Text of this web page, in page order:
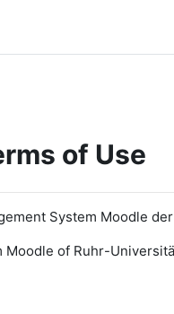
of Use
System Moodle
Moodle of Ruhr-Universit